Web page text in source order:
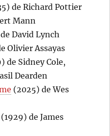
de Richard Pottier
Mann
David Lynch
Olivier Assayas
de Sidney Cole,
Dearden
(2025) de Wes
(1929) de James